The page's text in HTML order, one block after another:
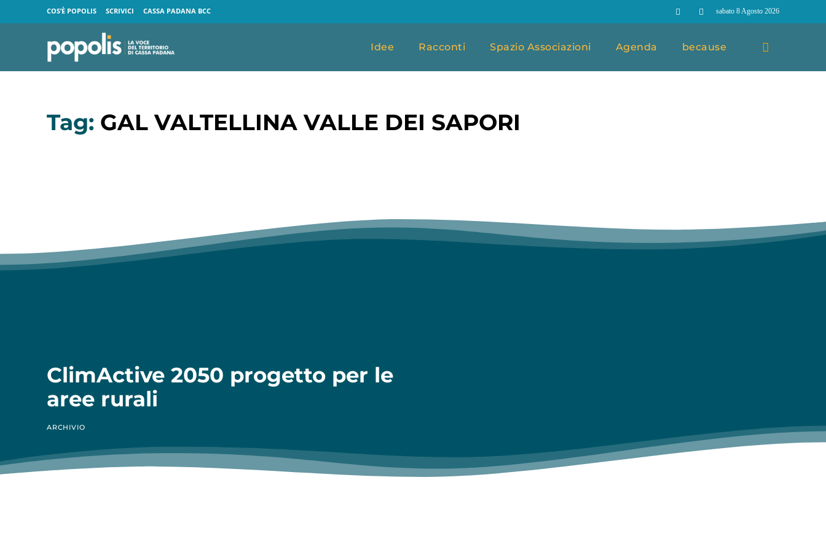
COS’È POPOLIS SCRIVICI CASSA PADANA BCC sabato 8 Agosto 2026
Idee Racconti Spazio Associazioni Agenda because
Tag: GAL VALTELLINA VALLE DEI SAPORI
ClimActive 2050 progetto per le
aree rurali
ARCHIVIO